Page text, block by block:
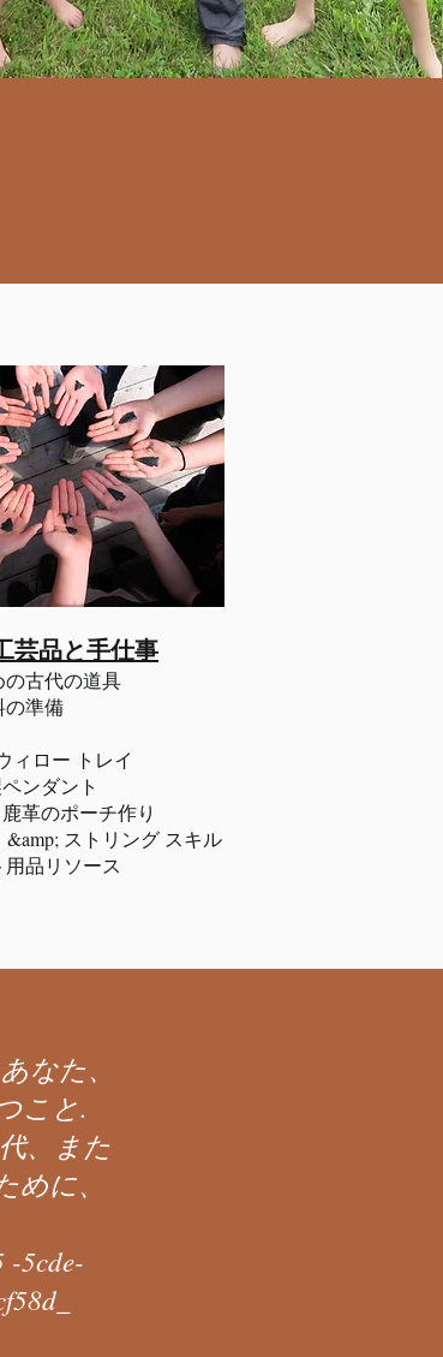
芸品と手仕事
古代の道具
の準備
ィロー トレイ
ンダント
革のポーチ作り
ストリング スキル
品リソース
なた、
こと.
、また
に、